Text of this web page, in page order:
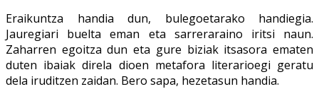
Eraikuntza handia dun, bulegoetarako handiegia.
Jauregiari buelta eman eta sarreraraino iritsi naun.
Zaharren egoitza dun eta gure biziak itsasora ematen
duten ibaiak direla dioen metafora literarioegi geratu
dela iruditzen zaidan. Bero sapa, hezetasun handia.